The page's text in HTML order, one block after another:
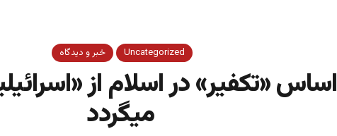
Uncategorized خبر و دیدگاه
اساس «تکفیر» در اسلام از
میگردد